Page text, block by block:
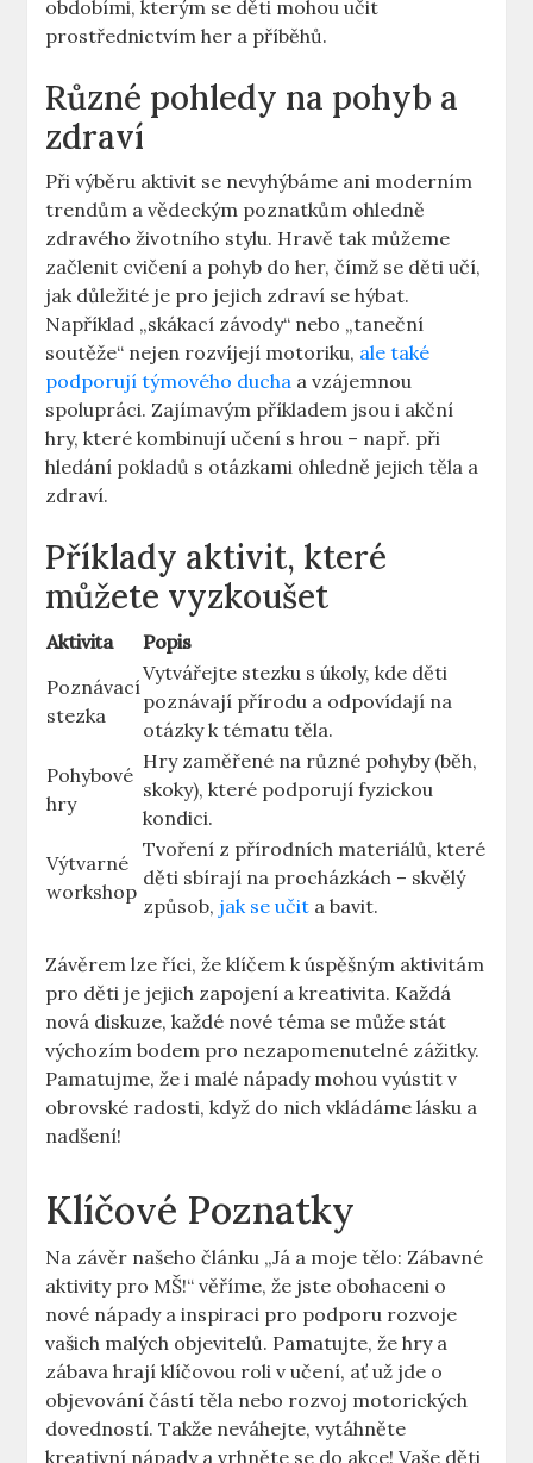
obdobími, kterým se děti mohou učit
prostřednictvím‍ her a ⁢příběhů.
Různé pohledy na pohyb a
zdraví
Při výběru ​aktivit⁢ se nevyhýbáme ani moderním
trendům a vědeckým poznatkům ⁤ohledně
zdravého ​životního stylu. Hravě tak můžeme
začlenit cvičení a‍ pohyb do her, čímž se‍ děti učí,
jak důležité je ⁣pro jejich zdraví se hýbat.
Například „skákací závody“ nebo „taneční
soutěže“ nejen rozvíjejí motoriku, ⁣ ale také
podporují týmového ducha a vzájemnou
⁢spolupráci. Zajímavým příkladem ​jsou i akční
hry, které kombinují učení ​s hrou ​– např. při
hledání​ pokladů ⁣s ‌otázkami ⁣ohledně‍ jejich těla a
zdraví.
Příklady⁣ aktivit,⁤ které
můžete vyzkoušet
Aktivita
Popis
Poznávací
stezka
Vytvářejte stezku⁢ s úkoly, kde⁣ děti‌
poznávají přírodu a odpovídají na
otázky k⁤ tématu těla.
Pohybové
hry
Hry‍ zaměřené ⁢na různé pohyby (běh,
skoky),⁤ které podporují ⁣fyzickou
‌kondici.
Výtvarné⁤
workshop
Tvoření z přírodních ⁤materiálů,⁢ které
děti ​sbírají⁣ na procházkách – skvělý
⁤způsob, jak se učit a bavit.
Závěrem lze říci, že klíčem k úspěšným⁤ aktivitám
‍pro ⁤děti ⁢je jejich ‌zapojení a‌ kreativita. Každá
nová ‌diskuze, každé nové téma se​ může stát
výchozím bodem⁣ pro ‌nezapomenutelné zážitky.
Pamatujme, že i malé ⁣nápady mohou vyústit⁣ v​
obrovské radosti, když do nich ‍vkládáme​ lásku a
nadšení!
Klíčové⁢ Poznatky
Na ⁤závěr⁢ našeho⁤ článku „Já​ a moje ⁣tělo: Zábavné​
aktivity pro MŠ!“ věříme, ⁣že jste obohaceni o
nové ‌nápady a inspiraci pro podporu rozvoje ​
vašich ⁢malých ⁣objevitelů. Pamatujte,⁣ že hry​ a
zábava hrají klíčovou roli⁢ v ‌učení,⁣ ať ‍už ​jde o
objevování částí těla⁤ nebo rozvoj motorických
dovedností. Takže ⁣neváhejte, vytáhněte
kreativní‌ nápady a vrhněte⁣ se do akce! Vaše děti